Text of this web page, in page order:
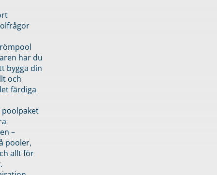
har du
bygga din
och
färdiga
–
pooler,
allt för